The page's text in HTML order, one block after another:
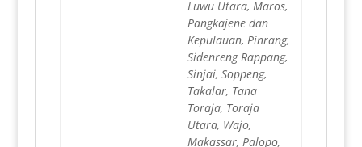
Luwu Utara, Maros,
Pangkajene dan
Kepulauan, Pinrang,
Sidenreng Rappang,
Sinjai, Soppeng,
Takalar, Tana
Toraja, Toraja
Utara, Wajo,
Makassar, Palopo,